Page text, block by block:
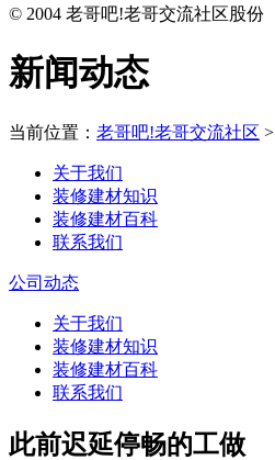
© 2004 老哥吧!老哥交流社区股份
新闻动态
当前位置： 老哥吧!老哥交流社区 >
关于我们
装修建材知识
装修建材百科
联系我们
公司动态
关于我们
装修建材知识
装修建材百科
联系我们
此前迟延停畅的工做